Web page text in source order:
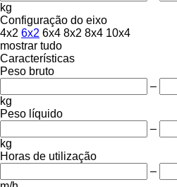
kg
Configuração do eixo
4x2 6x2 6x4 8x2 8x4 10x4
mostrar tudo
Características
Peso bruto
–
kg
Peso líquido
–
kg
Horas de utilização
–